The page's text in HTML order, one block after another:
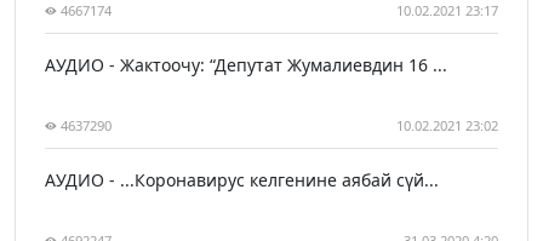
4667174 10.02.2021 23:17
АУДИО - Жактоочу: “Депутат Жумалиевдин 16 ...
4637290 10.02.2021 23:02
АУДИО - ...Коронавирус келгенине аябай сүй...